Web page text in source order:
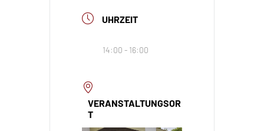
UHRZEIT
14:00 - 16:00
VERANSTALTUNGSOR
T